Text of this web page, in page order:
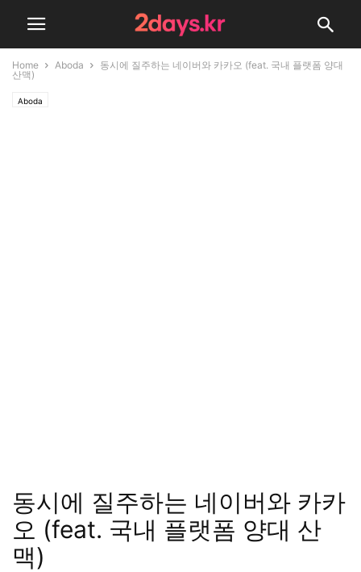
Home Aboda
동시에 질주하는 네이버와 카카오 (feat. 국내 플랫폼 양대
산맥)
Aboda
동시에 질주하는 네이버와 카카
오 (feat. 국내 플랫폼 양대 산
맥)